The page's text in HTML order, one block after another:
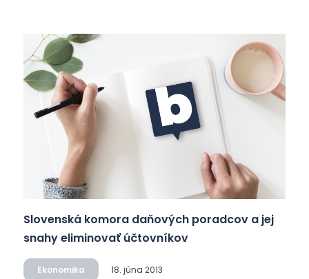
Slovenská komora daňových poradcov a jej
snahy eliminovať účtovníkov
Ekonomika 18. júna 2013